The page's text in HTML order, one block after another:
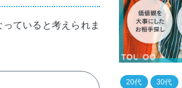
ていると考えられま
20代 30代